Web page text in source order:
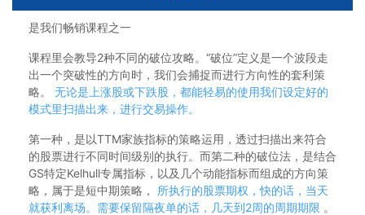
是我们畅销课程之一
课程里会教导2种不同的破位攻略。“破位”定义是一个波段走
出一个突破性的方向时，我们会捕捉而进行方向性的套利策
略。 无论是上涨股或下跌股，都能轻易的使用我们设定好的
模式里扫描出来，进行交易操作。
第一种，是以TTM家族指标的策略运用，透过扫描出来符合
的股票进行不同时间级别的执行。而第二种的破位法，是结合
GS特定Kelhull专属指标，以及几个动能指标而组成的方向策
略，属于是短中期策略， 所执行的股票期权，快的话，当天
就获利离场。需要保留隔夜单的话，几天到2周的周期期限 。